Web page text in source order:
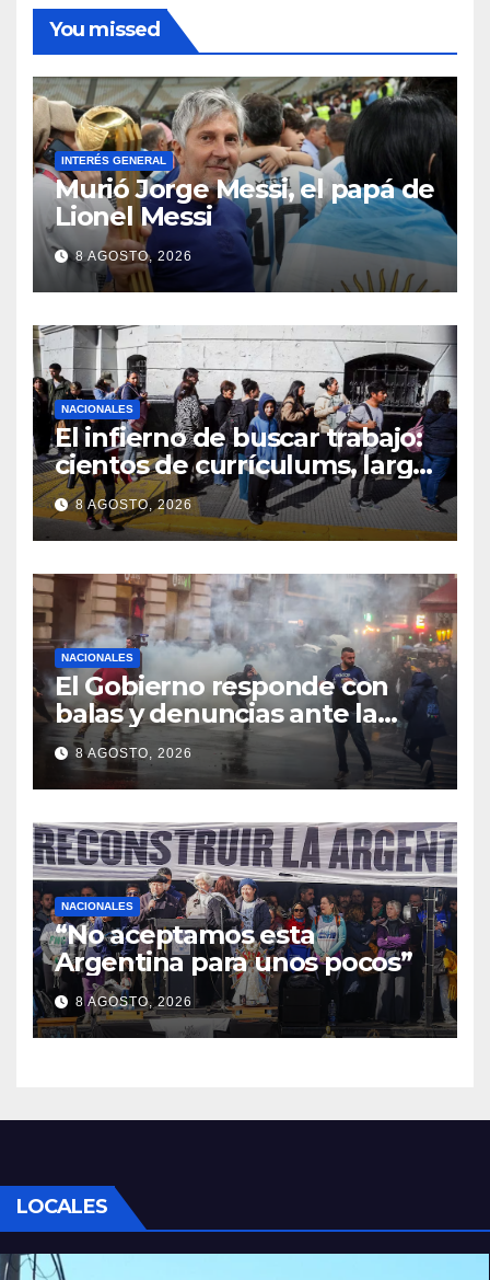
You missed
INTERÉS GENERAL
Murió Jorge Messi, el papá de
Lionel Messi
8 AGOSTO, 2026
NACIONALES
El infierno de buscar trabajo:
cientos de currículums, larga
espera y menos puestos
registrados
8 AGOSTO, 2026
NACIONALES
El Gobierno responde con
balas y denuncias ante la
protesta
8 AGOSTO, 2026
NACIONALES
“No aceptamos esta
Argentina para unos pocos”
8 AGOSTO, 2026
LOCALES